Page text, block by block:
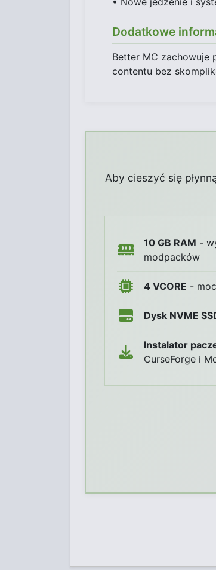
Dodatkowe
Better MC zachowuje
contentu bez
Aby cieszyć się
10 GB RAM -
modpacków
4 VCORE -
Dysk NVME
Instalator
CurseForge i